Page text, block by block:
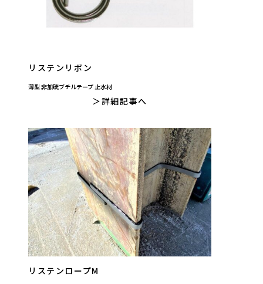
リステンリボン
薄型 非加硫ブチルテープ 止水材
詳細記事へ
リステンロープM